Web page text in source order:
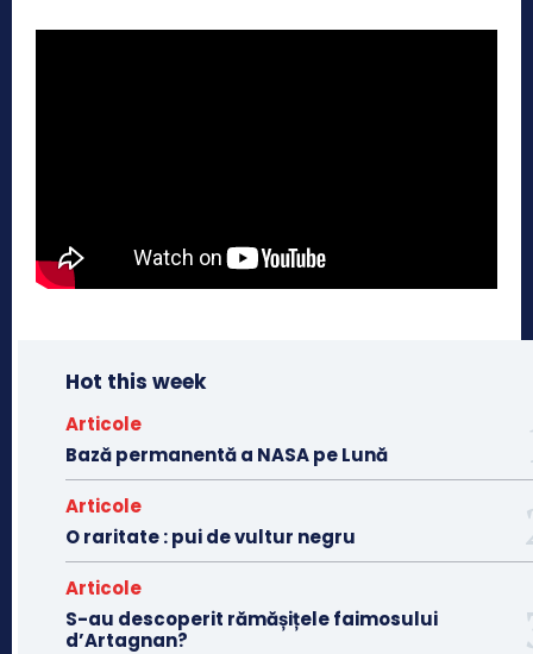
Hot this week
Articole
Bază permanentă a NASA pe Lună
Articole
O raritate : pui de vultur negru
Articole
S-au descoperit rămășițele faimosului
d’Artagnan?